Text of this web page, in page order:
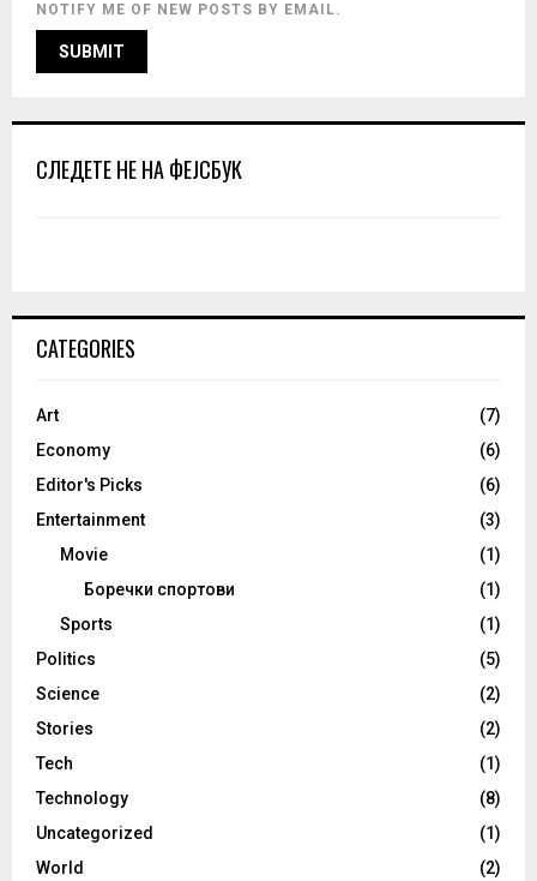
NOTIFY ME OF NEW POSTS BY EMAIL.
СЛЕДЕТЕ НЕ НА ФЕЈСБУК
CATEGORIES
Art
(7)
Economy
(6)
Editor's Picks
(6)
Entertainment
(3)
Movie
(1)
Боречки спортови
(1)
Sports
(1)
Politics
(5)
Science
(2)
Stories
(2)
Tech
(1)
Technology
(8)
Uncategorized
(1)
World
(2)